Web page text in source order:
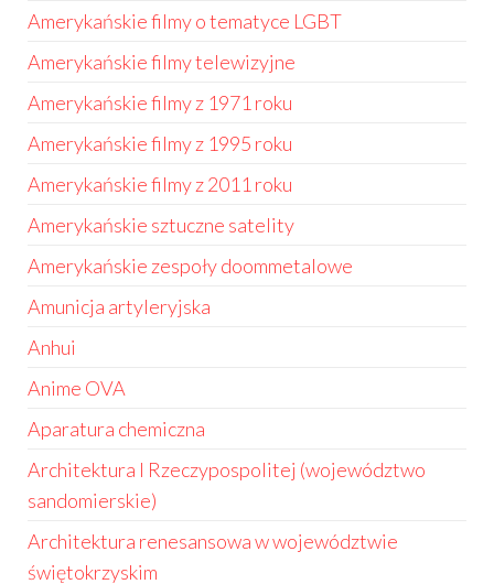
Amerykańskie filmy o tematyce LGBT
Amerykańskie filmy telewizyjne
Amerykańskie filmy z 1971 roku
Amerykańskie filmy z 1995 roku
Amerykańskie filmy z 2011 roku
Amerykańskie sztuczne satelity
Amerykańskie zespoły doommetalowe
Amunicja artyleryjska
Anhui
Anime OVA
Aparatura chemiczna
Architektura I Rzeczypospolitej (województwo
sandomierskie)
Architektura renesansowa w województwie
świętokrzyskim